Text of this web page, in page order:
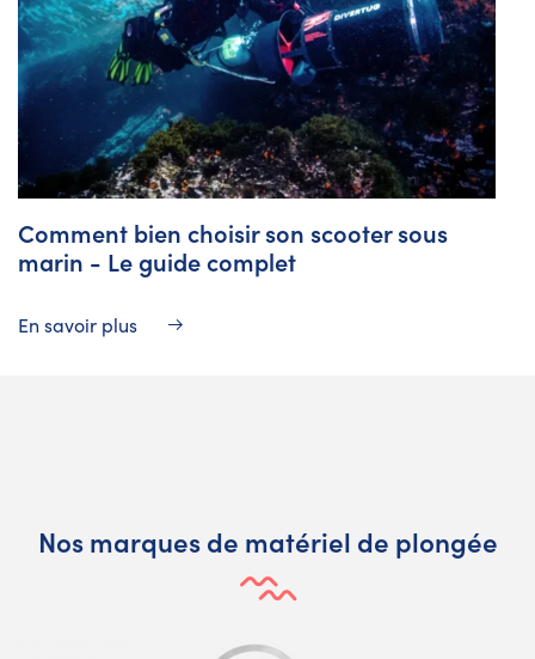
Comment bien choisir son scooter sous
marin - Le guide complet
En savoir plus
Nos marques de matériel de plongée